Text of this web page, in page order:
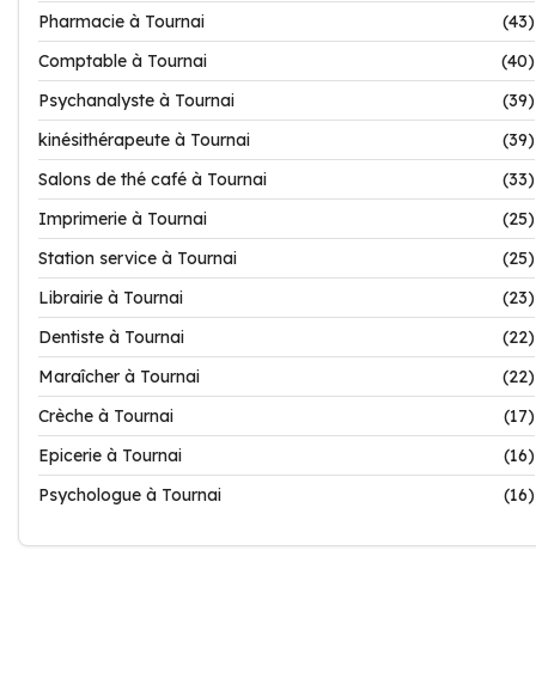
Pharmacie à Tournai
(43)
Comptable à Tournai
(40)
Psychanalyste à Tournai
(39)
kinésithérapeute à Tournai
(39)
Salons de thé café à Tournai
(33)
Imprimerie à Tournai
(25)
Station service à Tournai
(25)
Librairie à Tournai
(23)
Dentiste à Tournai
(22)
Maraîcher à Tournai
(22)
Crèche à Tournai
(17)
Epicerie à Tournai
(16)
Psychologue à Tournai
(16)